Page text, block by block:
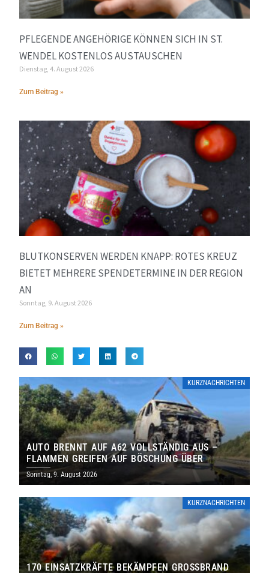
PFLEGENDE ANGEHÖRIGE KÖNNEN SICH IN ST.
WENDEL KOSTENLOS AUSTAUSCHEN
Dienstag, 4. August 2026
Zum Beitrag »
BLUTKONSERVEN WERDEN KNAPP: ROTES KREUZ
BIETET MEHRERE SPENDETERMINE IN DER REGION
AN
Sonntag, 9. August 2026
Zum Beitrag »
KURZNACHRICHTEN
AUTO BRENNT AUF A62 VOLLSTÄNDIG AUS –
FLAMMEN GREIFEN AUF BÖSCHUNG ÜBER
Sonntag, 9. August 2026
KURZNACHRICHTEN
170 EINSATZKRÄFTE BEKÄMPFEN GROSSBRAND B